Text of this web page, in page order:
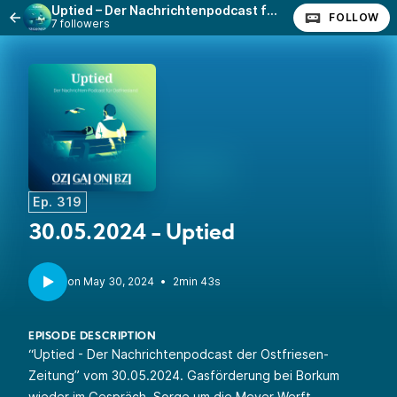
Uptied – Der Nachrichtenpodcast für Ostfriesland
7 followers FOLLOW
Ep. 319
30.05.2024 - Uptied
• 2min 43s
EPISODE DESCRIPTION
“Uptied - Der Nachrichtenpodcast der Ostfriesen-
Zeitung” vom 30.05.2024. Gasförderung bei Borkum